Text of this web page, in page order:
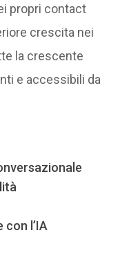
propri contact
crescita nei
la crescente
e accessibili da
l’IA